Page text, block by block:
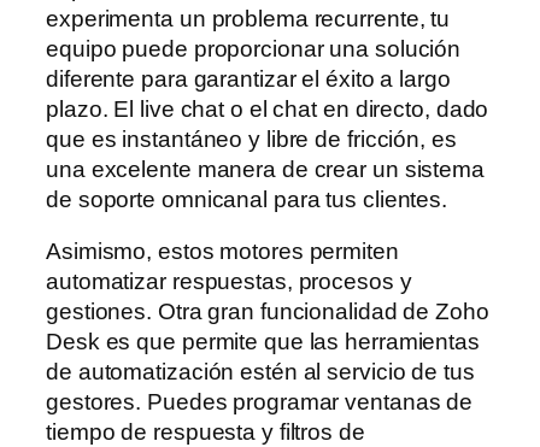
experimenta un problema recurrente, tu
equipo puede proporcionar una solución
diferente para garantizar el éxito a largo
plazo. El live chat o el chat en directo, dado
que es instantáneo y libre de fricción, es
una excelente manera de crear un sistema
de soporte omnicanal para tus clientes.
Asimismo, estos motores permiten
automatizar respuestas, procesos y
gestiones. Otra gran funcionalidad de Zoho
Desk es que permite que las herramientas
de automatización estén al servicio de tus
gestores. Puedes programar ventanas de
tiempo de respuesta y filtros de